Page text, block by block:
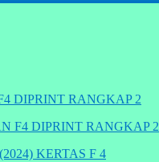
DIPRINT RANGKAP 2
F4 DIPRINT RANGKAP 2
KERTAS F 4